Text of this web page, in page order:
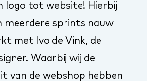
logo tot website! Hierbij
meerdere sprints nauw
met Ivo de Vink, de
Waarbij wij de
van de webshop hebben